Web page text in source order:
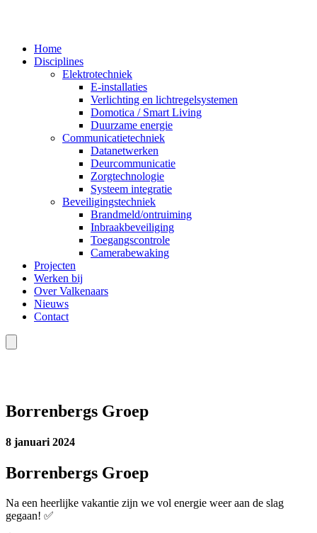
Home
Disciplines
Elektrotechniek
E-installaties
Verlichting en lichtregelsystemen
Domotica / Smart Living
Duurzame energie
Communicatietechniek
Datanetwerken
Deurcommunicatie
Zorgtechnologie
Systeem integratie
Beveiligingstechniek
Brandmeld/ontruiming
Inbraakbeveiliging
Toegangscontrole
Camerabewaking
Projecten
Werken bij
Over Valkenaars
Nieuws
Contact
Borrenbergs Groep
8 januari 2024
Borrenbergs Groep
Na een heerlijke vakantie zijn we vol energie weer aan de slag
gegaan! ✅